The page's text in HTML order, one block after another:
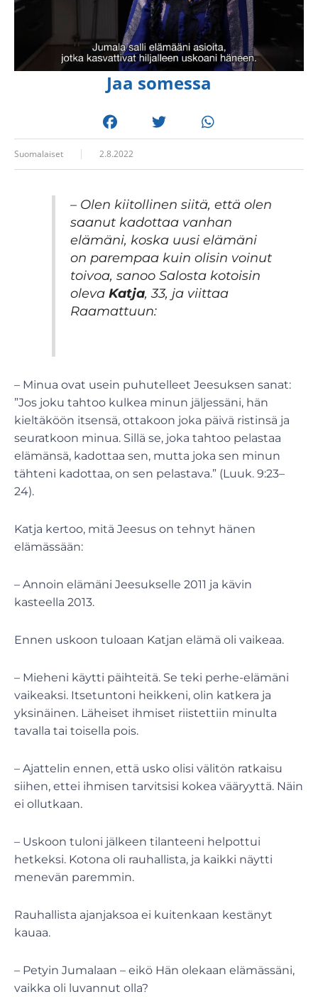
Jaa somessa
Suomalaiset 2.8.2022
– Olen kiitollinen siitä, että olen
saanut kadottaa vanhan
elämäni, koska uusi elämäni
on parempaa kuin olisin voinut
toivoa, sanoo Salosta kotoisin
oleva Katja, 33, ja viittaa
Raamattuun:
– Minua ovat usein puhutelleet Jeesuksen sanat:
”Jos joku tahtoo kulkea minun jäljessäni, hän
kieltäköön itsensä, ottakoon joka päivä ristinsä ja
seuratkoon minua. Sillä se, joka tahtoo pelastaa
elämänsä, kadottaa sen, mutta joka sen minun
tähteni kadottaa, on sen pelastava.” (Luuk. 9:23–
24).
Katja kertoo, mitä Jeesus on tehnyt hänen
elämässään:
– Annoin elämäni Jeesukselle 2011 ja kävin
kasteella 2013.
Ennen uskoon tuloaan Katjan elämä oli vaikeaa.
– Mieheni käytti päihteitä. Se teki perhe-elämäni
vaikeaksi. Itsetuntoni heikkeni, olin katkera ja
yksinäinen. Läheiset ihmiset riistettiin minulta
tavalla tai toisella pois.
– Ajattelin ennen, että usko olisi välitön ratkaisu
siihen, ettei ihmisen tarvitsisi kokea vääryyttä. Näin
ei ollutkaan.
– Uskoon tuloni jälkeen tilanteeni helpottui
hetkeksi. Kotona oli rauhallista, ja kaikki näytti
menevän paremmin.
Rauhallista ajanjaksoa ei kuitenkaan kestänyt
kauaa.
– Petyin Jumalaan – eikö Hän olekaan elämässäni,
vaikka oli luvannut olla?